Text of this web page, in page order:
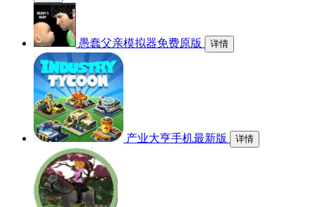
愚蠢父亲模拟器免费原版 详情
产业大亨手机最新版 详情